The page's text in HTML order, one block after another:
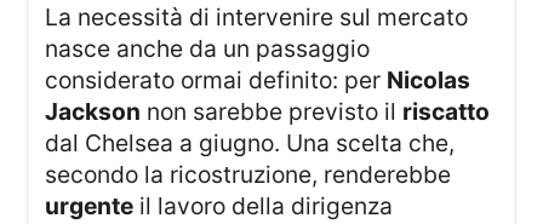
La necessità di intervenire sul mercato
nasce anche da un passaggio
considerato ormai definito: per Nicolas
Jackson non sarebbe previsto il riscatto
dal Chelsea a giugno. Una scelta che,
secondo la ricostruzione, renderebbe
urgente il lavoro della dirigenza